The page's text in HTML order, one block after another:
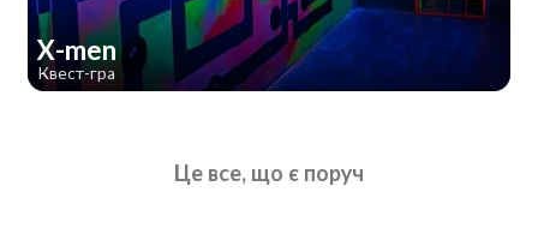
X-men
Квест-гра
Це все, що є поруч